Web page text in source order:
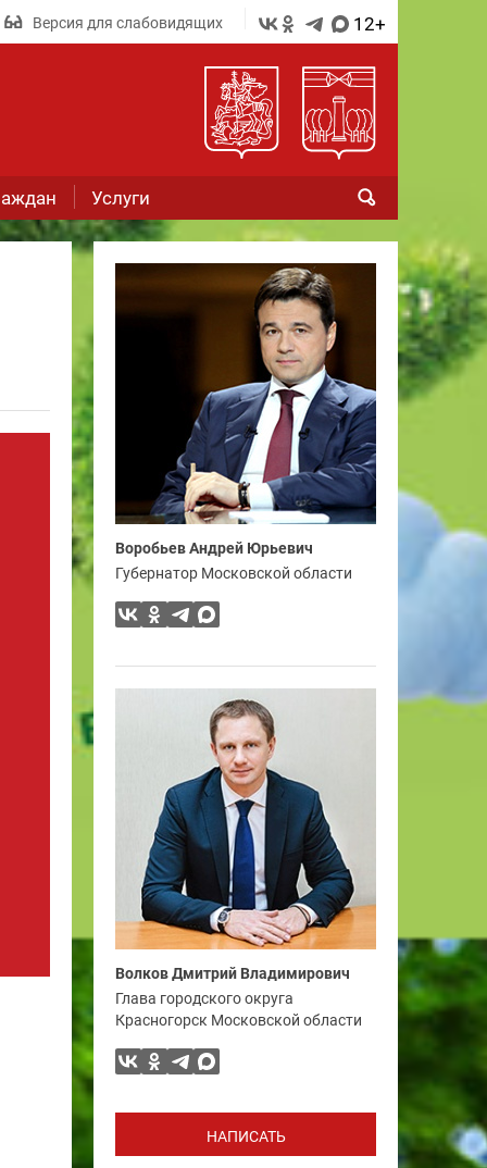
Версия для слабовидящих 12+
Услуги
Воробьев Андрей Юрьевич
Губернатор Московской области
Волков Дмитрий Владимирович
Глава городского округа
Красногорск Московской области
НАПИСАТЬ